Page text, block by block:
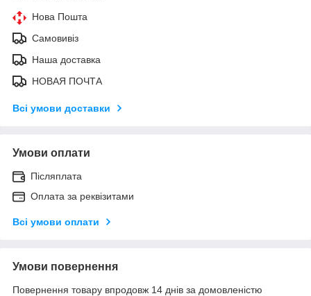
Нова Пошта
Самовивіз
Наша доставка
НОВАЯ ПОЧТА
Всі умови доставки
Умови оплати
Післяплата
Оплата за реквізитами
Всі умови оплати
Умови повернення
Повернення товару впродовж 14 днів за домовленістю